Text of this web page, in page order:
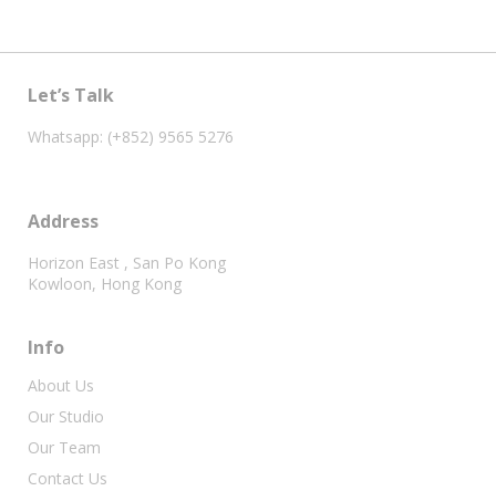
Let’s Talk
Whatsapp: (+852) 9565 5276
Address
Horizon East , San Po Kong
Kowloon, Hong Kong
Info
About Us
Our Studio
Our Team
Contact Us